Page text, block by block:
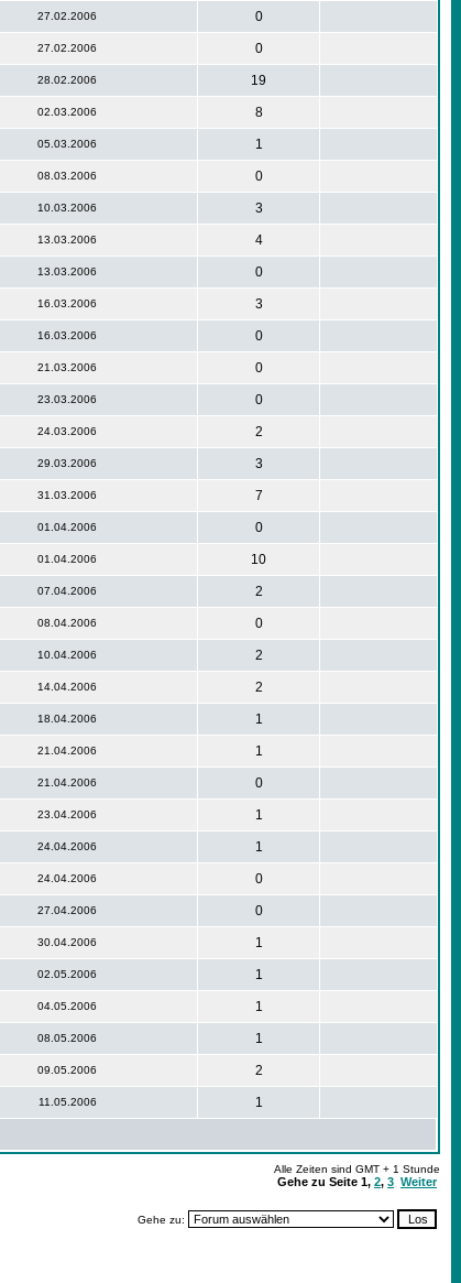
27.02.2006 0
27.02.2006 0
28.02.2006 19
02.03.2006 8
05.03.2006 1
08.03.2006 0
10.03.2006 3
13.03.2006 4
13.03.2006 0
16.03.2006 3
16.03.2006 0
21.03.2006 0
23.03.2006 0
24.03.2006 2
29.03.2006 3
31.03.2006 7
01.04.2006 0
01.04.2006 10
07.04.2006 2
08.04.2006 0
10.04.2006 2
14.04.2006 2
18.04.2006 1
21.04.2006 1
21.04.2006 0
23.04.2006 1
24.04.2006 1
24.04.2006 0
27.04.2006 0
30.04.2006 1
02.05.2006 1
04.05.2006 1
08.05.2006 1
09.05.2006 2
11.05.2006 1
Alle Zeiten sind GMT + 1 Stunde
Gehe zu Seite 1, 2, 3 Weiter
Gehe zu: